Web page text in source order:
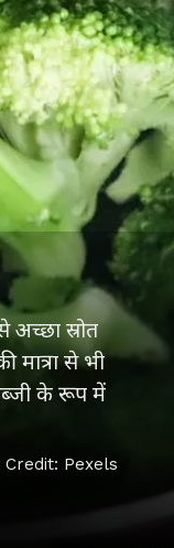
अच्छा स्रोत
मात्रा से भी
के रूप में
Credit: Pexels